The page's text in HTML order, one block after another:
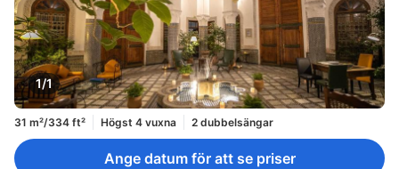
1/1
31 m²/334 ft² Högst 4 vuxna 2 dubbelsängar
Ange datum för att se priser